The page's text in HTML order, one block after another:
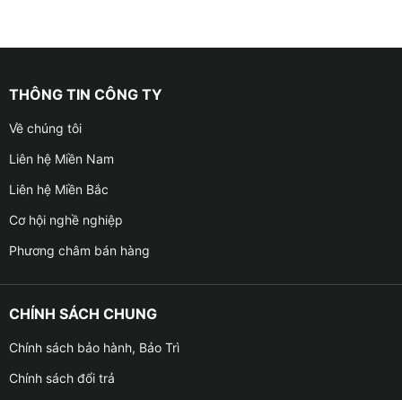
THÔNG TIN CÔNG TY
Về chúng tôi
Liên hệ Miền Nam
Liên hệ Miền Bắc
Cơ hội nghề nghiệp
Phương châm bán hàng
CHÍNH SÁCH CHUNG
Chính sách bảo hành, Bảo Trì
Chính sách đổi trả